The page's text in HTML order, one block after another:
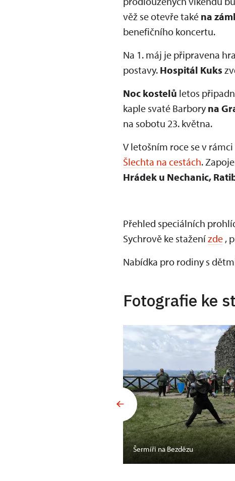
věž se otevře také na
benefičního koncertu.
Na 1. máj je připravena
postavy. Hospitál Kuks
Noc kostelů letos
kaple svaté Barbory na
na sobotu 23. května.
V letošním roce se v
Šlechta na cestách.
Hrádek u Nechanic,
Přehled speciálních
Sychrově ke staženízde ,
Nabídka pro rodiny s
Fotografie ke
Šermíři na Bezdězu